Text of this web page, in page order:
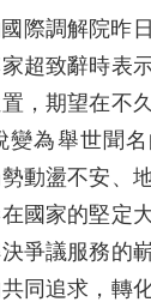
際調解院昨
超致辭時表
，期望在不
變為舉世聞
動盪不安、
國家的堅定
爭議服務的
同追求，轉